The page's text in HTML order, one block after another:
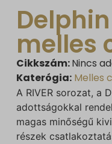
Delphin
melles
Cikkszám:Nincs
Katerógia: Melles
A RIVER sorozat, a
adottságokkal
magas minőségű
részek